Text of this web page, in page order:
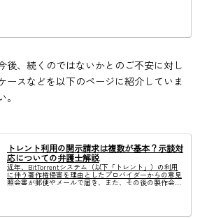
後、続くのではないかとのご不安に対し
ースなどを以下のページに紹介していま
トレント利用の開示請求は複数が基本？示談対
応についての弁護士解説
近年、BitTorrentシステム（以下「トレント」）の利用
に伴う著作権侵害を理由としたプロバイダーからの意見
照会書が郵便やメールで届き、また、その後の製作会社
からの通知に関するご相談が急増しています。また、期